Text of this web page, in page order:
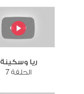
ريا وسكينة
الحلقة 7